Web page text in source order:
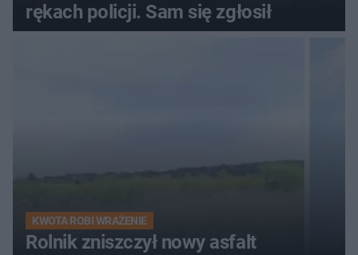
rękach policji. Sam się zgłosił
KWOTA ROBI WRAŻENIE
Rolnik zniszczył nowy asfalt